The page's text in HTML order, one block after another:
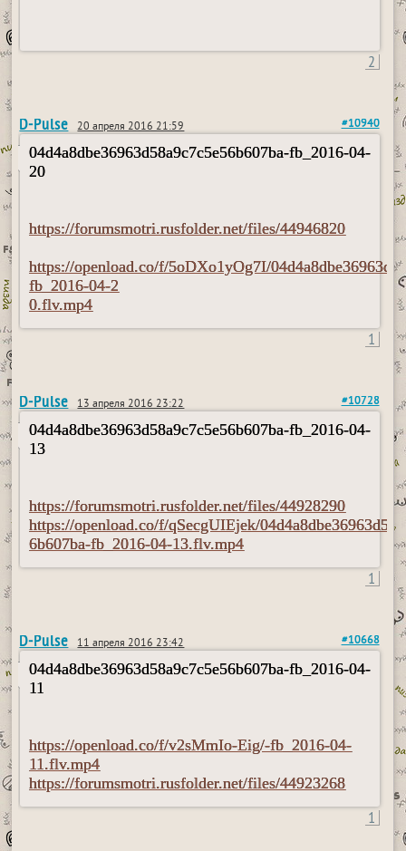
2
D-Pulse 20 апреля 2016 21:59 #10940
04d4a8dbe36963d58a9c7c5e56b607ba-fb_2016-04-
20
https://forumsmotri.rusfolder.net/files/44946820
https://openload.co/f/5oDXo1yOg7I/
fb_2016-04-2
0.flv.mp4
1
D-Pulse 13 апреля 2016 23:22 #10728
04d4a8dbe36963d58a9c7c5e56b607ba-fb_2016-04-
13
https://forumsmotri.rusfolder.net/files/44928290
https://openload.co/f/qSecgUIEjek/
6b607ba-fb_2016-04-13.flv.mp4
1
D-Pulse 11 апреля 2016 23:42 #10668
04d4a8dbe36963d58a9c7c5e56b607ba-fb_2016-04-
11
https://openload.co/f/v2sMmIo-Eig/-fb_2016-04-
11.flv.mp4
https://forumsmotri.rusfolder.net/files/44923268
1